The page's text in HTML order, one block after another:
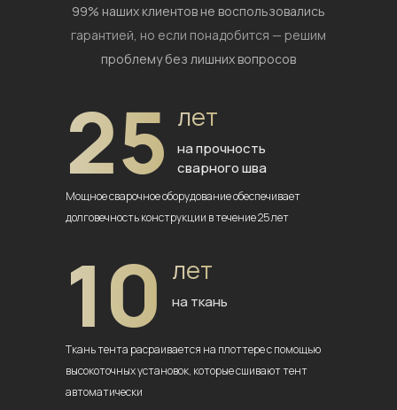
99% наших клиентов не воспользовались
гарантией, но если понадобится — решим
проблему без лишних вопросов
25 лет
на прочность
сварного шва
Мощное сварочное оборудованиеобеспечивает
долговечностьконструкции в течение 25 лет
10 лет
на ткань
Ткань тента расраивается на плоттерес помощью
высокоточных установок, которые сшивают тент
автоматически